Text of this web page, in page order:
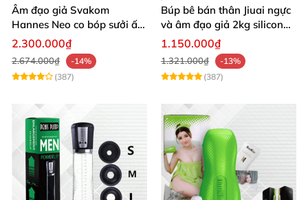
Âm đạo giả Svakom
Hannes Neo co bóp sưởi ấm
điều khiển app tiện lợi kích
thích mạnh mẽ
2.300.000₫
2.674.000₫
-14%
(387)
Búp bê bán thân Jiuai ngực
và âm đạo giả 2kg silicon
nguyên khối cao cấp
1.150.000₫
1.321.000₫
-13%
(387)